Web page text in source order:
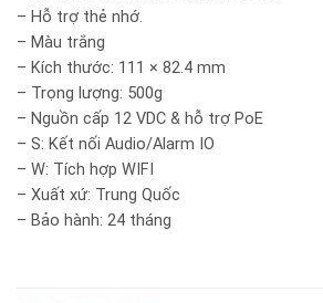
– Hỗ trợ thẻ nhớ.
– Màu trắng
– Kích thước: 111 × 82.4 mm
– Trọng lượng: 500g
– Nguồn cấp 12 VDC & hỗ trợ PoE
– S: Kết nối Audio/Alarm IO
– W: Tích hợp WIFI
– Xuất xứ: Trung Quốc
– Bảo hành: 24 tháng